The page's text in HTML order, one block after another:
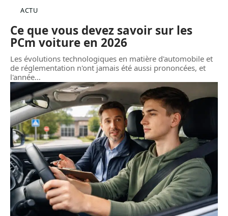
ACTU
Ce que vous devez savoir sur les
PCm voiture en 2026
Les évolutions technologiques en matière d'automobile et
de réglementation n'ont jamais été aussi prononcées, et
l'année…